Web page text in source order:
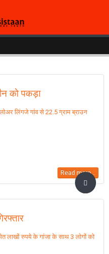
को पकड़ा
लिंगजे गांव से 22.5 ग्राम ब्राउन
Read more...
लाखों रुपये के गांजा के साथ 3 लोगों को